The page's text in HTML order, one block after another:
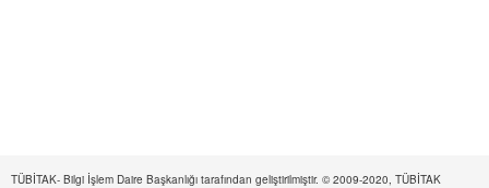
TÜBİTAK- Bilgi İşlem Daire Başkanlığı tarafından geliştirilmiştir. © 2009-2020, TÜBİTAK